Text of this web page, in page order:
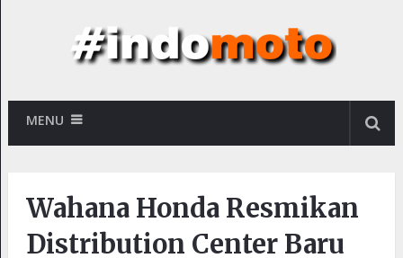
MENU
Wahana Honda Resmikan
Distribution Center Baru